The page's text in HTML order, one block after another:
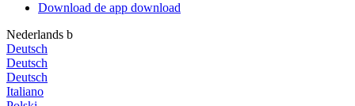
Download de app download
Nederlands b
Deutsch
Deutsch
Deutsch
Italiano